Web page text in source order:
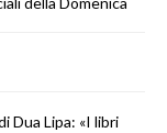
Dua Lipa: «I libri